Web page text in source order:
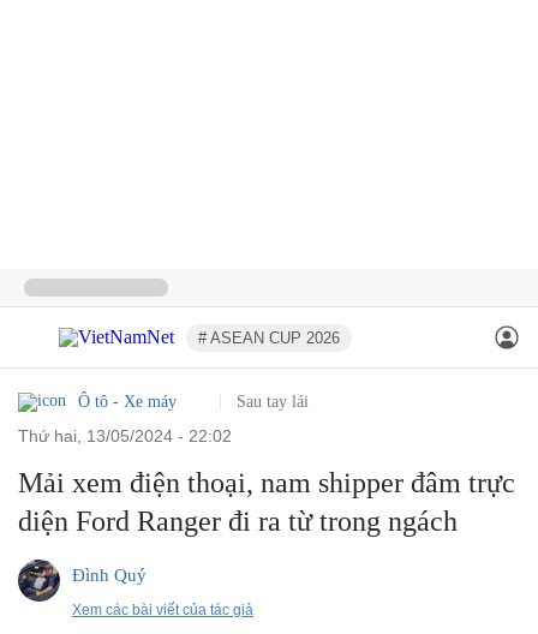
# ASEAN CUP 2026
Ô tô - Xe máy Sau tay lái
thứ hai, 13/05/2024 - 22:02
Mải xem điện thoại, nam shipper đâm trực
diện Ford Ranger đi ra từ trong ngách
Đình Quý
Xem các bài viết của tác giả